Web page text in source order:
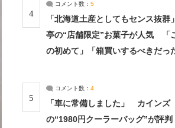
4
コメント数： 5
「北海道土産としてもセンス抜群
亭の“店舗限定”お菓子が人気 「
の初めて」「箱買いするべきだっ
5
コメント数： 4
「車に常備しました」 カインズ
の“1980円クーラーバッグ”が評